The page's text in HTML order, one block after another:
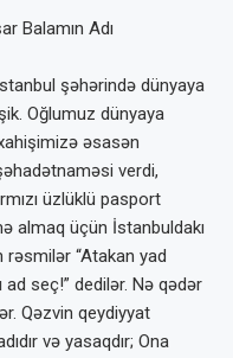
Balamın Adı
şəhərində dünyaya
Oğlumuz dünyaya
əsasən
verdi,
üzlüklü pasport
almaq üçün İstanbuldakı
“Atakan yad
seç!” dedilər. Nə qədər
Qəzvin qeydiyyat
və yasaqdır; Ona